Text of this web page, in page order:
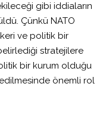
gibi iddiaların
Çünkü NATO
ve politik bir
stratejilere
bir kurum olduğu
önemli rol